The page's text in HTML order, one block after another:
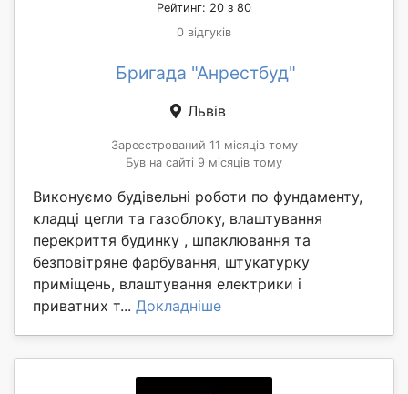
Рейтинг: 20 з 80
0 відгуків
Бригада "Анрестбуд"
Львів
Зареєстрований 11 місяців тому
Був на сайті 9 місяців тому
Виконуємо будівельні роботи по фундаменту,
кладці цегли та газоблоку, влаштування
перекриття будинку , шпаклювання та
безповітряне фарбування, штукатурку
приміщень, влаштування електрики і
приватних т... Докладніше